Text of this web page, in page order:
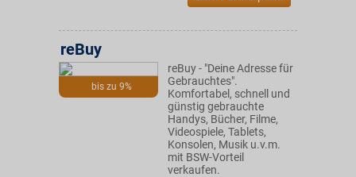
bis zu 9%
reBuy
reBuy - "Deine Adresse für
Gebrauchtes".
Komfortabel, schnell und
günstig gebrauchte
Handys, Bücher, Filme,
Videospiele, Tablets,
Konsolen, Musik u.v.m.
mit BSW-Vorteil
verkaufen.